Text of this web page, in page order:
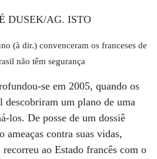
(à dir.) convenceram os franceses de
não têm segurança
se em 2005, quando os
descobriram um plano de uma
los. De posse de um dossiê
ameaças contra suas vidas,
ao Estado francês com o